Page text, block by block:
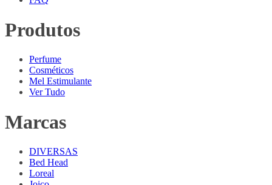
Produtos
Perfume
Cosméticos
Mel Estimulante
Ver Tudo
Marcas
DIVERSAS
Bed Head
Loreal